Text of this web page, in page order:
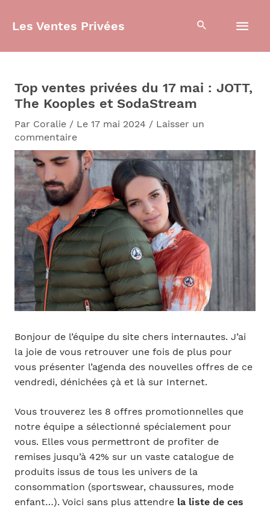
Les Ventes Privées
Top ventes privées du 17 mai : JOTT,
The Kooples et SodaStream
Par Coralie / Le 17 mai 2024 / Laisser un
commentaire
Bonjour de l’équipe du site chers internautes. J’ai
la joie de vous retrouver une fois de plus pour
vous présenter l’agenda des nouvelles offres de ce
vendredi, dénichées çà et là sur Internet.
Vous trouverez les 8 offres promotionnelles que
notre équipe a sélectionné spécialement pour
vous. Elles vous permettront de profiter de
remises jusqu’à 42% sur un vaste catalogue de
produits issus de tous les univers de la
consommation (sportswear, chaussures, mode
enfant…). Voici sans plus attendre la liste de ces